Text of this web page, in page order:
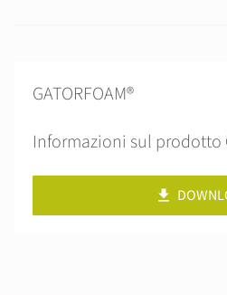
GATORFOAM®
Informazioni sul prodotto